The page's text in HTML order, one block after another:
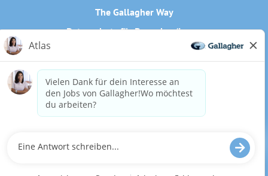
The Gallagher Way
Datenschutz für Bewerber/innen
Need reasonable accommodations to complete any part of
our application process, including the use of this website?
Email us:Careers@ajg.com